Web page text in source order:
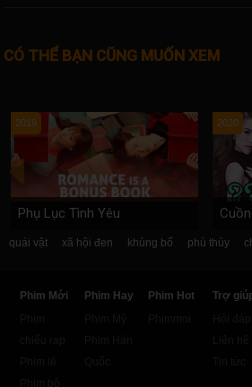
CÓ THỂ BẠN CŨNG MUỐN XEM
2019
Phụ Lục Tình Yêu
2020
quái vật xã hội đen khủng bố phù thủy
Phim Mới
Phim Hay
Phim Hot
Trợ